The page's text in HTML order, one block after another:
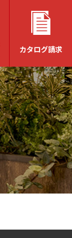
カタログ請求